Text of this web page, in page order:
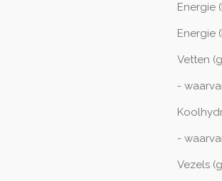
Energie
Energie
Vetten
-
-
Vezels